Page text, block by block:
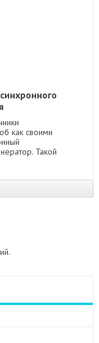
как своими
Такой